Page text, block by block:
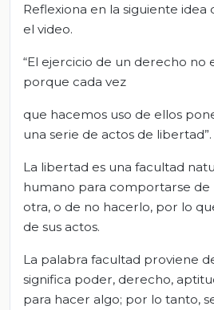
Reflexiona en la siguiente
el video.
“El ejercicio de un derecho no
porque cada vez
que hacemos uso de ellos
una serie de actos de libertad”.
La libertad es una facultad
humano para comportarse de
otra, o de no hacerlo, por lo
de sus actos.
La palabra facultad proviene
significa poder, derecho,
para hacer algo; por lo tanto,